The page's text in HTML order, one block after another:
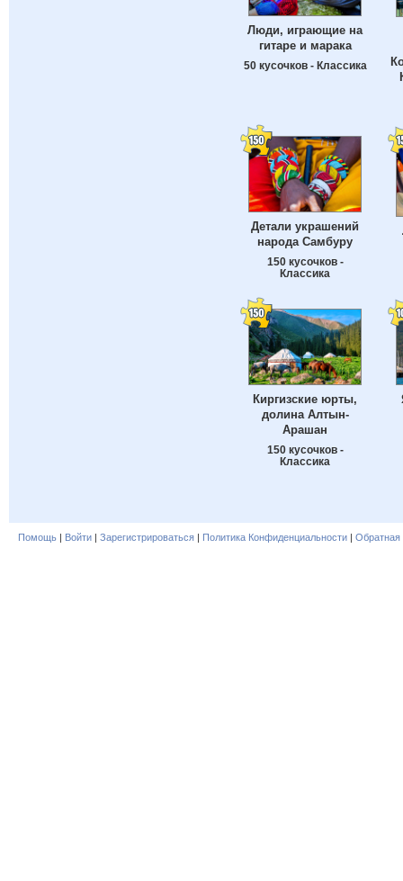
Люди, играющие на
гитаре и марака
50 кусочков - Классика
Детали украшений
народа Самбуру
150 кусочков -
Классика
Киргизские юрты,
долина Алтын-
Арашан
150 кусочков -
Классика
Помощь | Войти | Зарегистрироваться | Политика Конфиденциальности | Обратная